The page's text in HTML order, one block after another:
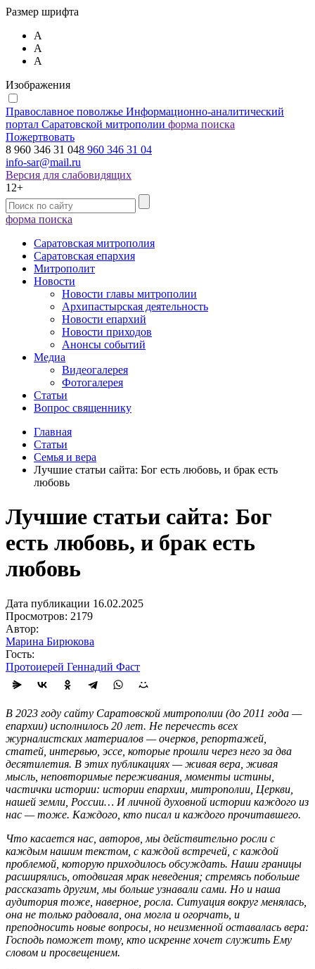
Размер шрифта
А
А
А
Изображения
Православное поволжье Информационно-аналитический
портал Саратовской митрополии форма поиска
Пожертвовать
8 960 346 31 048 960 346 31 04
info-sar@mail.ru
Версия для слабовидящих
12+
форма поиска
Саратовская митрополия
Саратовская епархия
Митрополит
Новости
Новости главы митрополии
Архипастырская деятельность
Новости епархий
Новости приходов
Анонсы событий
Медиа
Видеогалерея
Фотогалерея
Статьи
Вопрос священнику
Главная
Статьи
Семья и вера
Лучшие статьи сайта: Бог есть любовь, и брак есть
любовь
Лучшие статьи сайта: Бог
есть любовь, и брак есть
любовь
Дата публикации 16.02.2025
Просмотров: 2179
Автор:
Марина Бирюкова
Гость:
Протоиерей Геннадий Фаст
В 2023 году сайту Саратовской митрополии (до 2011 года —
епархии) исполнилось 20 лет. Не перечесть всех
журналистских материалов — очерков, репортажей,
статей, интервью, эссе, которые прошли через него за два
десятилетия. В этих публикациях — живая вера, живая
мысль, неповторимые переживания, моменты истины,
частички истории: истории епархии, митрополии, Церкви,
нашей земли, России… И личной духовной истории каждого из
нас — тоже. Каждого, кто писал и каждого прочитавшего.
Что касается нас, авторов, мы действительно росли с
каждым нашим текстом, с каждой встречей, с каждой
проблемой, которую приходилось обсуждать. Наши границы
расширялись, отодвигая мрак неведения; стремясь побольше
рассказать другим, мы больше узнавали сами. Но и наша
аудитория тоже, наверное, росла. Ситуация вокруг менялась,
она не только радовала, она могла и огорчать, и
преподносить новые вопросы, но неизменной оставалась вера:
Господь поможет тому, кто искренне хочет служить Ему
словом и просвещением.